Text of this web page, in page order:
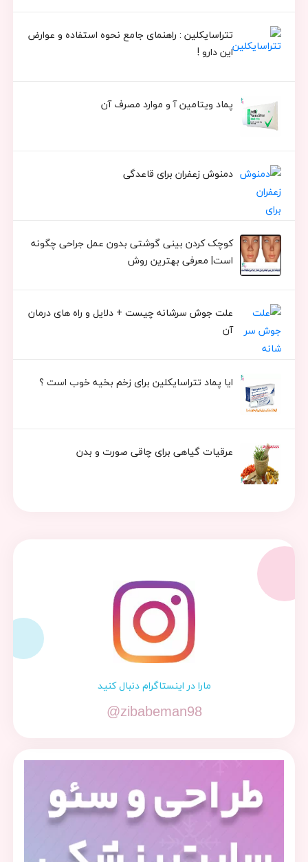
تتراسایکلین : راهنمای جامع نحوه استفاده و عوارض
این دارو !
پماد ویتامین آ و موارد مصرف آن
دمنوش زعفران برای قاعدگی
کوچک کردن بینی گوشتی بدون عمل جراحی چگونه
است| معرفی بهترین روش
علت جوش سرشانه چیست + دلایل و راه های درمان
آن
ایا پماد تتراسایکلین برای زخم بخیه خوب است ؟
عرقیات گیاهی برای چاقی صورت و بدن
مارا در اینستاگرام دنبال کنید
@zibabeman98